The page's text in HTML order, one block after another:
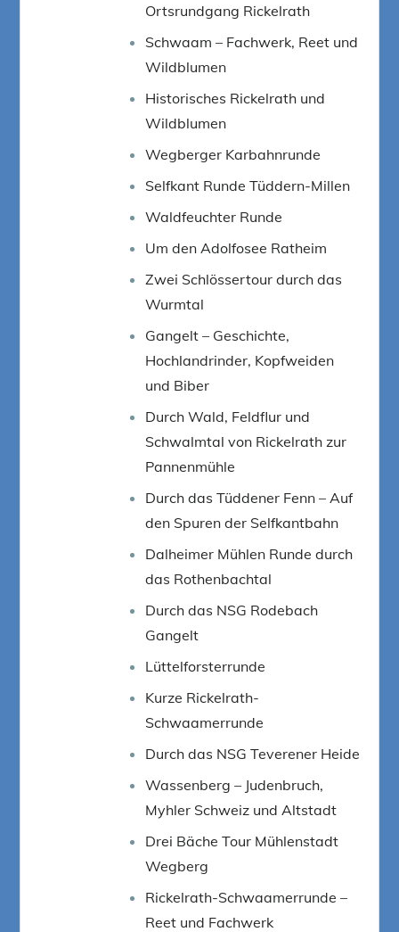
Ortsrundgang Rickelrath
Schwaam – Fachwerk, Reet und
Wildblumen
Historisches Rickelrath und
Wildblumen
Wegberger Karbahnrunde
Selfkant Runde Tüddern-Millen
Waldfeuchter Runde
Um den Adolfosee Ratheim
Zwei Schlössertour durch das
Wurmtal
Gangelt – Geschichte,
Hochlandrinder, Kopfweiden
und Biber
Durch Wald, Feldflur und
Schwalmtal von Rickelrath zur
Pannenmühle
Durch das Tüddener Fenn – Auf
den Spuren der Selfkantbahn
Dalheimer Mühlen Runde durch
das Rothenbachtal
Durch das NSG Rodebach
Gangelt
Lüttelforsterrunde
Kurze Rickelrath-
Schwaamerrunde
Durch das NSG Teverener Heide
Wassenberg – Judenbruch,
Myhler Schweiz und Altstadt
Drei Bäche Tour Mühlenstadt
Wegberg
Rickelrath-Schwaamerrunde –
Reet und Fachwerk